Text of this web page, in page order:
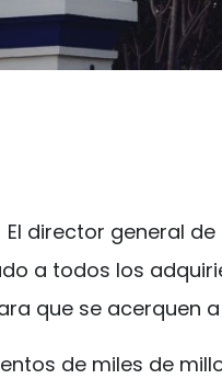
El director general
a todos los
que se
de miles de